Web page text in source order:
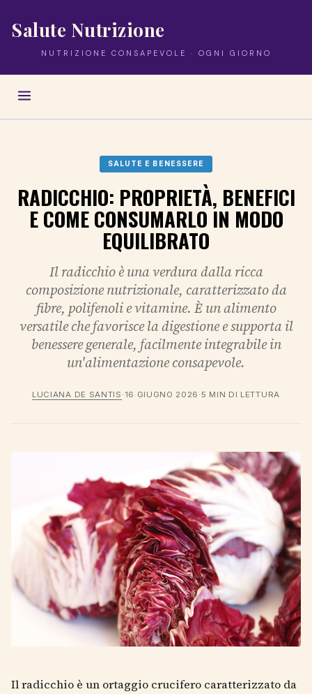
Salute Nutrizione
NUTRIZIONE CONSAPEVOLE · OGNI GIORNO
SALUTE E BENESSERE
RADICCHIO: PROPRIETÀ, BENEFICI
E COME CONSUMARLO IN MODO
EQUILIBRATO
Il radicchio è una verdura dalla ricca
composizione nutrizionale, caratterizzato da
fibre, polifenoli e vitamine. È un alimento
versatile che favorisce la digestione e supporta il
benessere generale, facilmente integrabile in
un'alimentazione consapevole.
LUCIANA DE SANTIS · 16 GIUGNO 2026 ·5 MIN DI LETTURA
Il radicchio è un ortaggio crucifero caratterizzato da